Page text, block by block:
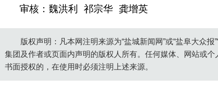
审核：魏洪利 祁宗华 龚增英
版权声明：凡本网注明来源为“盐城新闻网”或“盐阜大众
集团及作者或页面内声明的版权人所有。任何媒体、网站或
书面授权的，在使用时必须注明上述来源。